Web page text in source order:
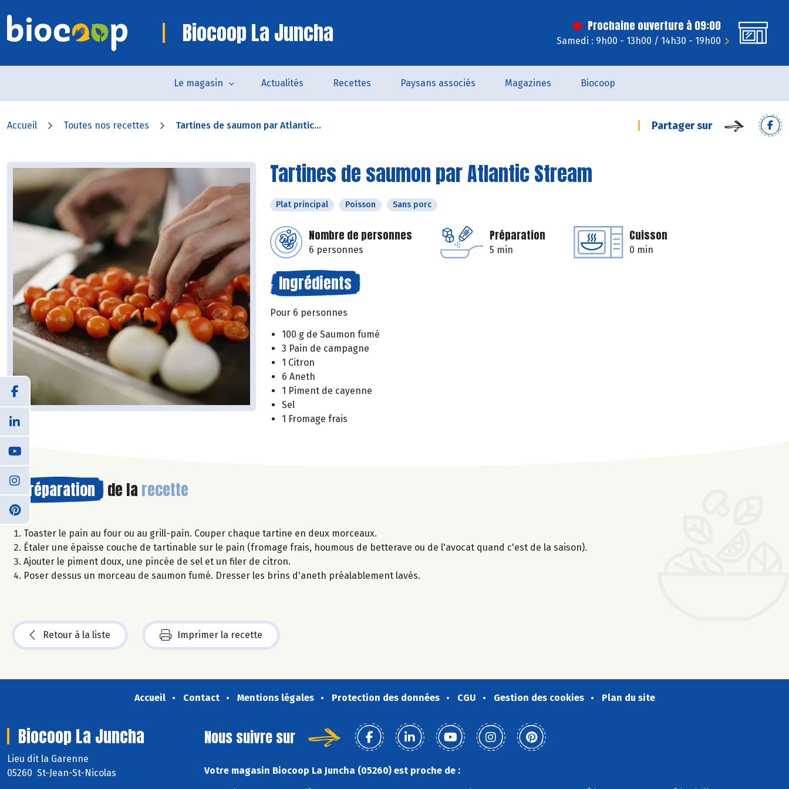
Biocoop La Juncha Prochaine ouverture à 09:00
Samedi : 9h00 - 13h00 / 14h30 - 19h00
Le magasin Actualités Recettes Paysans associés Magazines Biocoop
Accueil Toutes nos recettes Tartines de saumon par Atlantic... Partager sur
Tartines de saumon par Atlantic Stream
Plat principal Poisson Sans porc
Nombre de personnes
6 personnes
Préparation
5 min
Cuisson
0 min
Ingrédients
Pour 6 personnes
100 g de Saumon fumé
3 Pain de campagne
1 Citron
6 Aneth
1 Piment de cayenne
Sel
1 Fromage frais
Préparation de la recette
Toaster le pain au four ou au grill-pain. Couper chaque tartine en deux morceaux.
Étaler une épaisse couche de tartinable sur le pain (fromage frais, houmous de betterave ou de l'avocat quand c'est de la saison).
Ajouter le piment doux, une pincée de sel et un filer de citron.
Poser dessus un morceau de saumon fumé. Dresser les brins d'aneth préalablement lavés.
Retour à la liste Imprimer la recette
Accueil Contact Mentions légales Protection des données CGU Gestion des cookies Plan du site
Biocoop La Juncha
Lieu dit la Garenne
05260 St-Jean-St-Nicolas
Nous suivre sur
Votre magasin Biocoop La Juncha (05260) est proche de :